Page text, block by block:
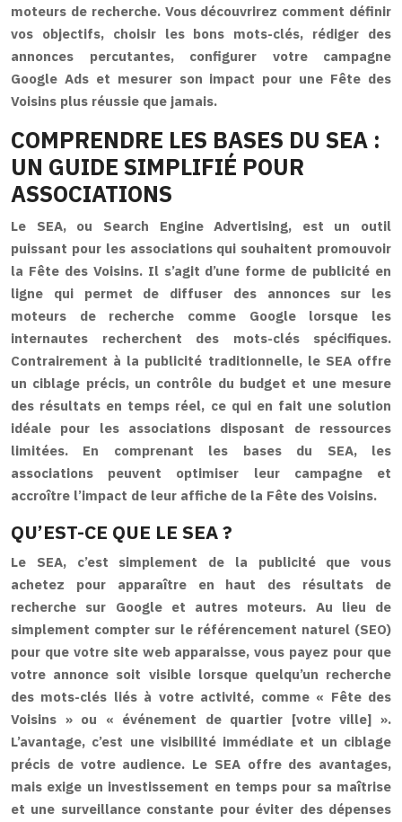
moteurs de recherche. Vous découvrirez comment définir
vos objectifs, choisir les bons mots-clés, rédiger des
annonces percutantes, configurer votre campagne
Google Ads et mesurer son impact pour une Fête des
Voisins plus réussie que jamais.
COMPRENDRE LES BASES DU SEA :
UN GUIDE SIMPLIFIÉ POUR
ASSOCIATIONS
Le SEA, ou Search Engine Advertising, est un outil
puissant pour les associations qui souhaitent promouvoir
la Fête des Voisins. Il s’agit d’une forme de publicité en
ligne qui permet de diffuser des annonces sur les
moteurs de recherche comme Google lorsque les
internautes recherchent des mots-clés spécifiques.
Contrairement à la publicité traditionnelle, le SEA offre
un ciblage précis, un contrôle du budget et une mesure
des résultats en temps réel, ce qui en fait une solution
idéale pour les associations disposant de ressources
limitées. En comprenant les bases du SEA, les
associations peuvent optimiser leur campagne et
accroître l’impact de leur affiche de la Fête des Voisins.
QU’EST-CE QUE LE SEA ?
Le SEA, c’est simplement de la publicité que vous
achetez pour apparaître en haut des résultats de
recherche sur Google et autres moteurs. Au lieu de
simplement compter sur le référencement naturel (SEO)
pour que votre site web apparaisse, vous payez pour que
votre annonce soit visible lorsque quelqu’un recherche
des mots-clés liés à votre activité, comme « Fête des
Voisins » ou « événement de quartier [votre ville] ».
L’avantage, c’est une visibilité immédiate et un ciblage
précis de votre audience. Le SEA offre des avantages,
mais exige un investissement en temps pour sa maîtrise
et une surveillance constante pour éviter des dépenses